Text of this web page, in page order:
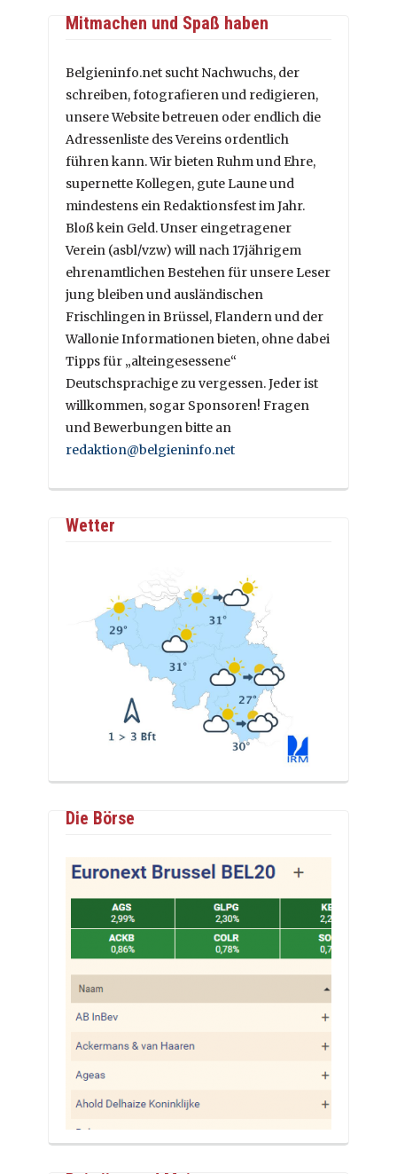
Mitmachen und Spaß haben
Belgieninfo.net sucht Nachwuchs, der
schreiben, fotografieren und redigieren,
unsere Website betreuen oder endlich die
Adressenliste des Vereins ordentlich
führen kann. Wir bieten Ruhm und Ehre,
supernette Kollegen, gute Laune und
mindestens ein Redaktionsfest im Jahr.
Bloß kein Geld. Unser eingetragener
Verein (asbl/vzw) will nach 17jährigem
ehrenamtlichen Bestehen für unsere Leser
jung bleiben und ausländischen
Frischlingen in Brüssel, Flandern und der
Wallonie Informationen bieten, ohne dabei
Tipps für „alteingesessene“
Deutschsprachige zu vergessen. Jeder ist
willkommen, sogar Sponsoren! Fragen
und Bewerbungen bitte an
redaktion@belgieninfo.net
Wetter
Die Börse